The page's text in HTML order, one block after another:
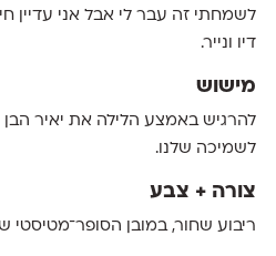
לשמחתי זה עבר לי אבל אני עדיין
דיו ונייר.
מישוש
להרגיש באמצע הלילה את יאיר
לשמיכה שלנו.
צורה + צבע
ריבוע שחור, במובן‭ ‬הסופר־מטיסטי‭ ‬שלו.